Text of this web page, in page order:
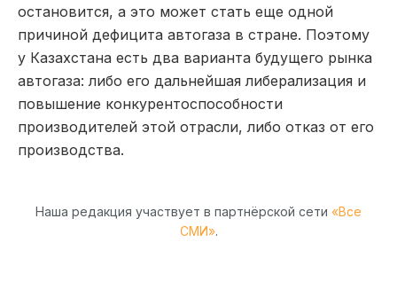
остановится, а это может стать еще одной
причиной дефицита автогаза в стране. Поэтому
у Казахстана есть два варианта будущего рынка
автогаза: либо его дальнейшая либерализация и
повышение конкурентоспособности
производителей этой отрасли, либо отказ от его
производства.
Наша редакция участвует в партнёрской сети «Все
СМИ».